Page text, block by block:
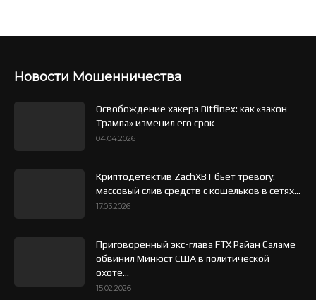
Новости Мошенничества
Освобождение хакера Bitfinex: как «закон
Трампа» изменил его срок
04.04.2026
Криптодетектив ZachXBT бьёт тревогу:
массовый слив средств с кошельков в сетях...
17.03.2026
Приговоренный экс-глава FTX Райан Саламе
обвинил Минюст США в политической
охоте...
15.02.2026